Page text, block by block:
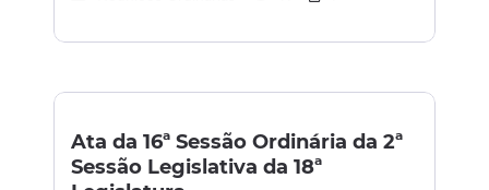
Ata da 16ª Sessão Ordinária da 2ª
Sessão Legislativa da 18ª